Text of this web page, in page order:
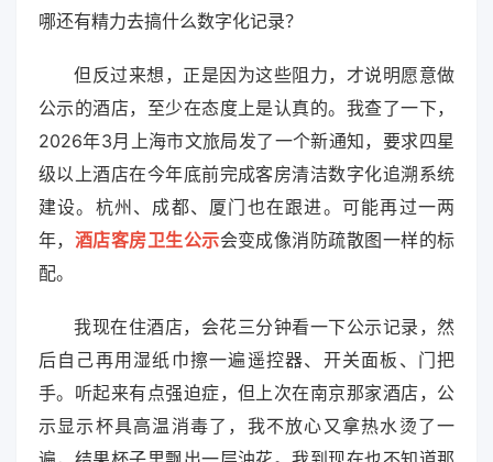
哪还有精力去搞什么数字化记录？
但反过来想，正是因为这些阻力，才说明愿意做
公示的酒店，至少在态度上是认真的。我查了一下，
2026年3月上海市文旅局发了一个新通知，要求四星
级以上酒店在今年底前完成客房清洁数字化追溯系统
建设。杭州、成都、厦门也在跟进。可能再过一两
年， 酒店客房卫生公示会变成像消防疏散图一样的标
配。
我现在住酒店，会花三分钟看一下公示记录，然
后自己再用湿纸巾擦一遍遥控器、开关面板、门把
手。听起来有点强迫症，但上次在南京那家酒店，公
示显示杯具高温消毒了，我不放心又拿热水烫了一